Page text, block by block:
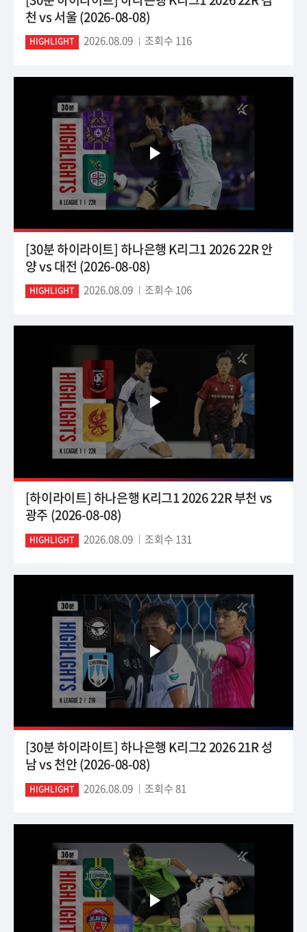
천 vs 서울 (2026-08-08)
HIGHLIGHT 2026.08.09 조회수 116
[30분 하이라이트] 하나은행 K리그1 2026 22R 안
양 vs 대전 (2026-08-08)
HIGHLIGHT 2026.08.09 조회수 106
[하이라이트] 하나은행 K리그1 2026 22R 부천 vs
광주 (2026-08-08)
HIGHLIGHT 2026.08.09 조회수 131
[30분 하이라이트] 하나은행 K리그2 2026 21R 성
남 vs 천안 (2026-08-08)
HIGHLIGHT 2026.08.09 조회수 81